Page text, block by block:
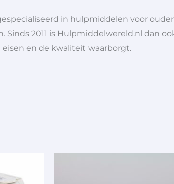
in hulpmiddelen voor
Sinds 2011 is Hulpmiddelwereld.nl dan
en de kwaliteit waarborgt.